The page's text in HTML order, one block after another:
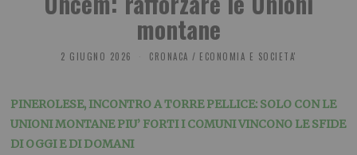
montane
2 GIUGNO 2026 CRONACA / ECONOMIA E SOCIETA'
PINEROLESE, INCONTRO A TORRE PELLICE: SOLO CON LE
UNIONI MONTANE PIU’ FORTI I COMUNI VINCONO LE SFIDE
DI OGGI E DI DOMANI